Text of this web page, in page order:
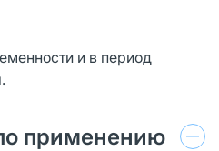
и в период
применению